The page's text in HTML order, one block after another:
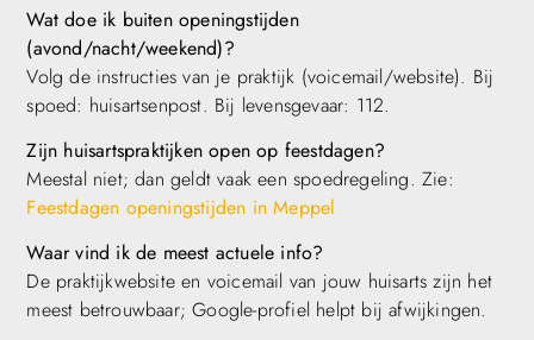
Wat doe ik buiten openingstijden
(avond/nacht/weekend)?
Volg de instructies van je praktijk (voicemail/website). Bij
spoed: huisartsenpost. Bij levensgevaar: 112.
Zijn huisartspraktijken open op feestdagen?
Meestal niet; dan geldt vaak een spoedregeling. Zie:
Feestdagen openingstijden in Meppel
Waar vind ik de meest actuele info?
De praktijkwebsite en voicemail van jouw huisarts zijn het
meest betrouwbaar; Google-profiel helpt bij afwijkingen.